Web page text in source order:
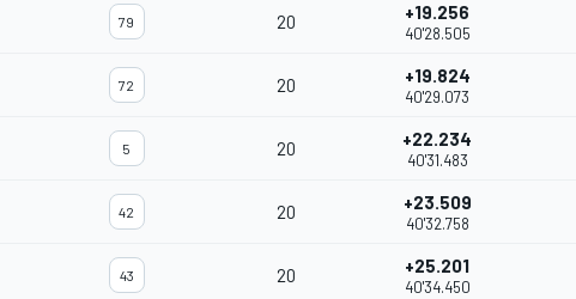
79 20 +19.256
40'28.505
72 20 +19.824
40'29.073
5 20 +22.234
40'31.483
42 20 +23.509
40'32.758
43 20 +25.201
40'34.450